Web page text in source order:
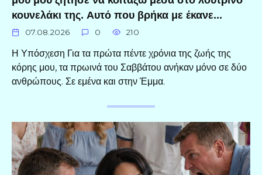
κουνελάκι της. Αυτό που βρήκα με έκανε…
07.08.2026 0 210
Η Υπόσχεση Για τα πρώτα πέντε χρόνια της ζωής της
κόρης μου, τα πρωινά του Σαββάτου ανήκαν μόνο σε δύο
ανθρώπους. Σε εμένα και στην Έμμα.